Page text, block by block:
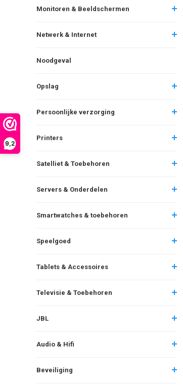
9,2
Monitoren & Beeldschermen
Netwerk & Internet
Noodgeval
Opslag
Persoonlijke verzorging
Printers
Satelliet & Toebehoren
Servers & Onderdelen
Smartwatches & toebehoren
Speelgoed
Tablets & Accessoires
Televisie & Toebehoren
JBL
Audio & Hifi
Beveiliging